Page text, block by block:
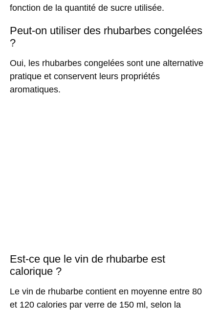
fonction de la quantité de sucre utilisée.
Peut-on utiliser des rhubarbes congelées
?
Oui, les rhubarbes congelées sont une alternative
pratique et conservent leurs propriétés
aromatiques.
Est-ce que le vin de rhubarbe est
calorique ?
Le vin de rhubarbe contient en moyenne entre 80
et 120 calories par verre de 150 ml, selon la